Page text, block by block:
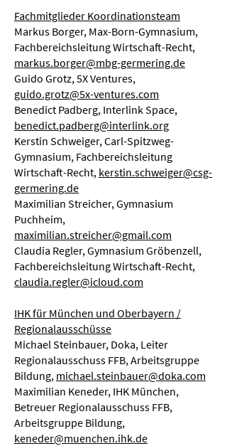
Fachmitglieder Koordinationsteam
Markus Borger, Max-Born-Gymnasium,
Fachbereichsleitung Wirtschaft-Recht,
markus.borger@mbg-germering.de
Guido Grotz, 5X Ventures,
guido.grotz@5x-ventures.com
Benedict Padberg, Interlink Space,
benedict.padberg@interlink.org
Kerstin Schweiger, Carl-Spitzweg-
Gymnasium, Fachbereichsleitung
Wirtschaft-Recht, kerstin.schweiger@csg-
germering.de
Maximilian Streicher, Gymnasium
Puchheim,
maximilian.streicher@gmail.com
Claudia Regler, Gymnasium Gröbenzell,
Fachbereichsleitung Wirtschaft-Recht,
claudia.regler@icloud.com
IHK für München und Oberbayern /
Regionalausschüsse
Michael Steinbauer, Doka, Leiter
Regionalausschuss FFB, Arbeitsgruppe
Bildung, michael.steinbauer@doka.com
Maximilian Keneder, IHK München,
Betreuer Regionalausschuss FFB,
Arbeitsgruppe Bildung,
keneder@muenchen.ihk.de